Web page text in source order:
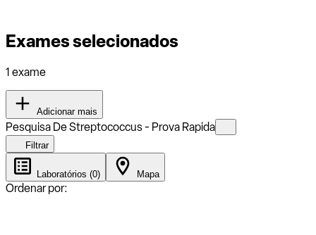
Exames selecionados
1 exame
Adicionar mais
Pesquisa De Streptococcus - Prova Rapida
Filtrar
Laboratórios (0) Mapa
Ordenar por: